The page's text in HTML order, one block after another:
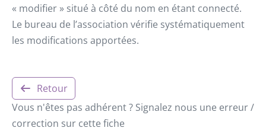
« modifier » situé à côté du nom en étant connecté.
Le bureau de l’association vérifie systématiquement
les modifications apportées.
Retour
Vous n'êtes pas adhérent ? Signalez nous une erreur /
correction sur cette fiche